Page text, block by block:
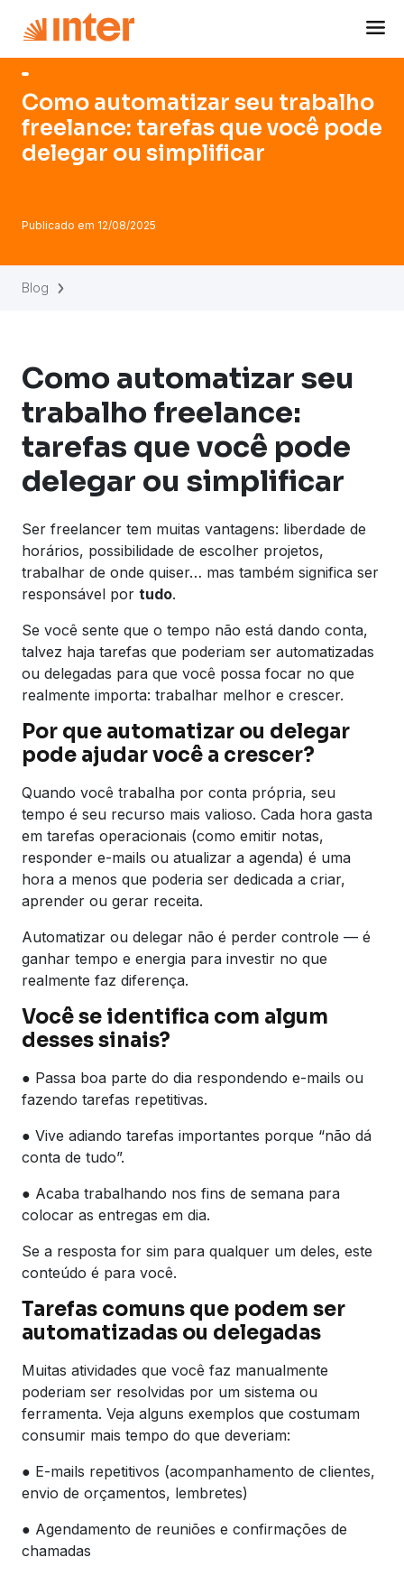
Como automatizar seu trabalho
freelance: tarefas que você pode
delegar ou simplificar
Publicado em 12/08/2025
Blog
Como automatizar seu
trabalho freelance:
tarefas que você pode
delegar ou simplificar
Ser freelancer tem muitas vantagens: liberdade de
horários, possibilidade de escolher projetos,
trabalhar de onde quiser… mas também significa ser
responsável por tudo.
Se você sente que o tempo não está dando conta,
talvez haja tarefas que poderiam ser automatizadas
ou delegadas para que você possa focar no que
realmente importa: trabalhar melhor e crescer.
Por que automatizar ou delegar
pode ajudar você a crescer?
Quando você trabalha por conta própria, seu
tempo é seu recurso mais valioso. Cada hora gasta
em tarefas operacionais (como emitir notas,
responder e-mails ou atualizar a agenda) é uma
hora a menos que poderia ser dedicada a criar,
aprender ou gerar receita.
Automatizar ou delegar não é perder controle — é
ganhar tempo e energia para investir no que
realmente faz diferença.
Você se identifica com algum
desses sinais?
● Passa boa parte do dia respondendo e-mails ou
fazendo tarefas repetitivas.
● Vive adiando tarefas importantes porque “não dá
conta de tudo”.
● Acaba trabalhando nos fins de semana para
colocar as entregas em dia.
Se a resposta for sim para qualquer um deles, este
conteúdo é para você.
Tarefas comuns que podem ser
automatizadas ou delegadas
Muitas atividades que você faz manualmente
poderiam ser resolvidas por um sistema ou
ferramenta. Veja alguns exemplos que costumam
consumir mais tempo do que deveriam:
● E-mails repetitivos (acompanhamento de clientes,
envio de orçamentos, lembretes)
● Agendamento de reuniões e confirmações de
chamadas
Navigated to Como automatizar seu trabalho freelance: